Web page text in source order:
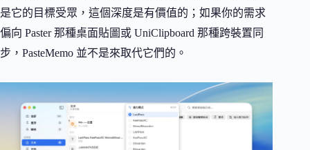
是它的目標受眾，這個深度是有價值的；如果你的需求
偏向 Paster 那種桌面貼圖或 UniClipboard 那種跨裝置同
步，PasteMemo 並不是來取代它們的。